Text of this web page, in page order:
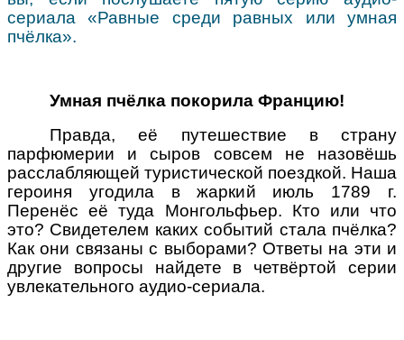
сериала «Равные среди равных или умная
пчёлка».
Умная пчёлка покорила Францию!
Правда, её путешествие в страну
парфюмерии и сыров совсем не назовёшь
расслабляющей туристической поездкой. Наша
героиня угодила в жаркий июль 1789 г.
Перенёс её туда Монгольфьер. Кто или что
это? Свидетелем каких событий стала пчёлка?
Как они связаны с выборами? Ответы на эти и
другие вопросы найдете в четвёртой серии
увлекательного аудио-сериала.